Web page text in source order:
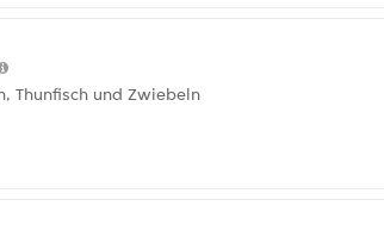
Thunfisch und Zwiebeln